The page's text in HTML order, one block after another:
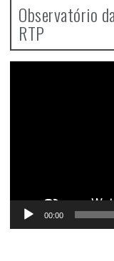
Observatório
RTP
00:00